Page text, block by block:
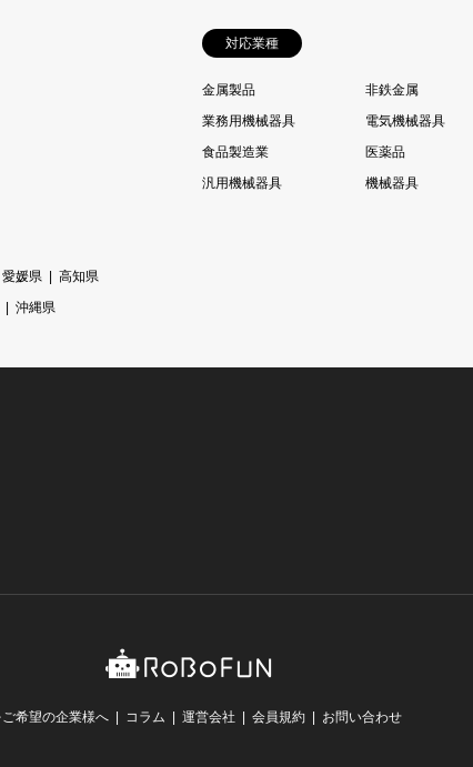
愛媛県
高知県
沖縄県
対応業種
金属製品 非鉄金属
業務用機械器具
電気機械器具
食品製造業
医薬品
汎用機械器具
機械器具
希望の企業様へ コラム 運営会社 会員規約 お問い合わせ